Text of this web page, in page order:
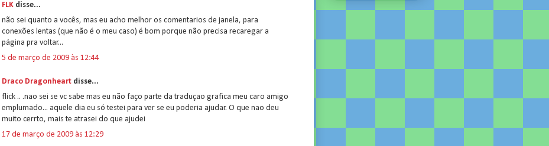
FLK disse...
não sei quanto a vocês, mas eu acho melhor os comentarios de janela, para
conexões lentas (que não é o meu caso) é bom porque não precisa recaregar a
página pra voltar...
5 de março de 2009 às 12:44
Draco Dragonheart disse...
flick .. .nao sei se vc sabe mas eu não faço parte da traduçao grafica meu caro amigo
emplumado... aquele dia eu só testei para ver se eu poderia ajudar. O que nao deu
muito cerrto, mais te atrasei do que ajudei
17 de março de 2009 às 12:29